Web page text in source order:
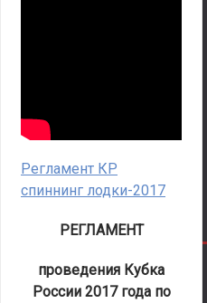
Регламент КР
спиннинг лодки-2017
РЕГЛАМЕНТ
проведения Кубка
России 2017 года по